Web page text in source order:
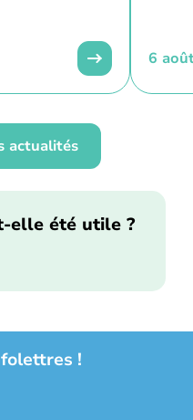
6
actualités
elle été utile ?
!